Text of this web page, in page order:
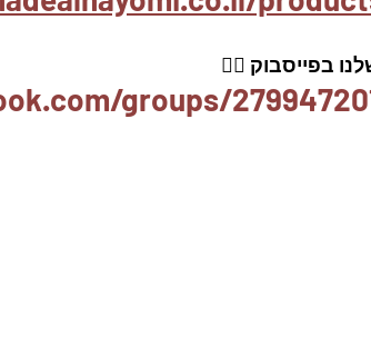
בפייסבוק 👇🏽
groups/